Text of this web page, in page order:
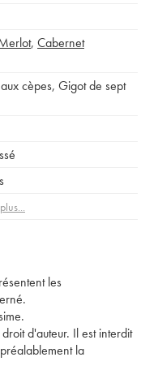
, Cabernet
cèpes, Gigot de sept
les
d'auteur. Il est interdit
la